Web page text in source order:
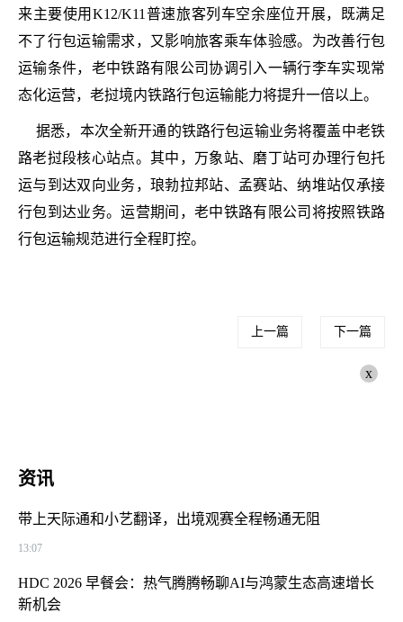
来主要使用K12/K11普速旅客列车空余座位开展，既满足
不了行包运输需求，又影响旅客乘车体验感。为改善行包
运输条件，老中铁路有限公司协调引入一辆行李车实现常
态化运营，老挝境内铁路行包运输能力将提升一倍以上。
据悉，本次全新开通的铁路行包运输业务将覆盖中老铁
路老挝段核心站点。其中，万象站、磨丁站可办理行包托
运与到达双向业务，琅勃拉邦站、孟赛站、纳堆站仅承接
行包到达业务。运营期间，老中铁路有限公司将按照铁路
行包运输规范进行全程盯控。
上一篇 下一篇
x
资讯
带上天际通和小艺翻译，出境观赛全程畅通无阻
13:07
HDC 2026 早餐会：热气腾腾畅聊AI与鸿蒙生态高速增长
新机会